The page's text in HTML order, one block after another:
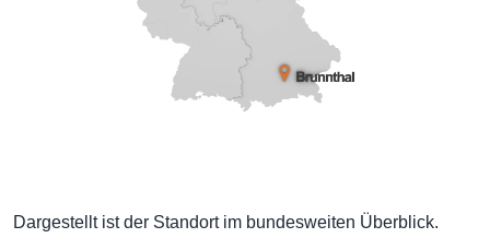
Dargestellt ist der Standort im bundesweiten Überblick.